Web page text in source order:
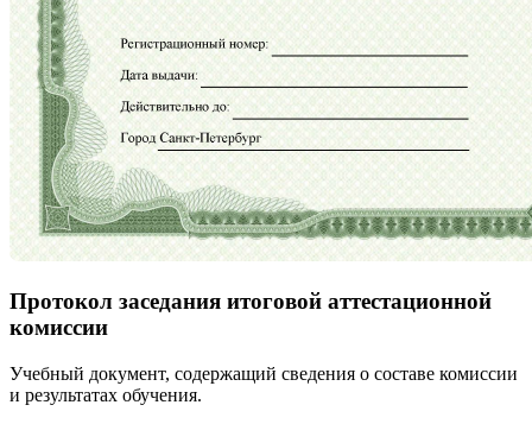
Протокол заседания итоговой аттестационной
комиссии
Учебный документ, содержащий сведения о составе комиссии
и результатах обучения.